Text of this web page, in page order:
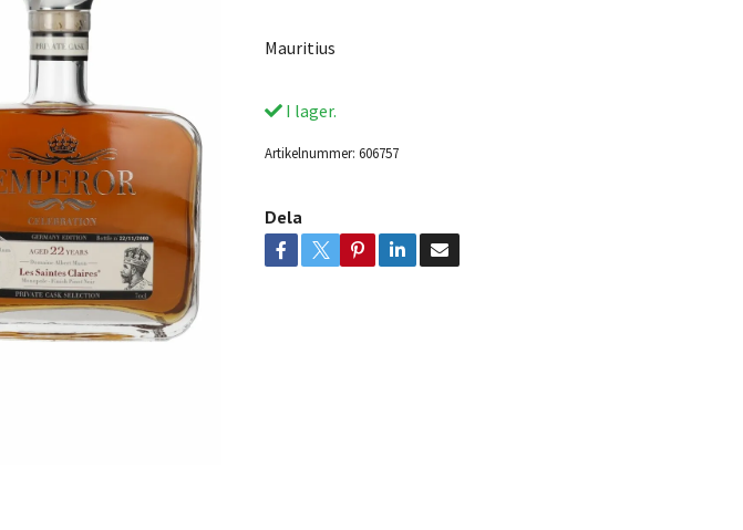
Mauritius
I lager.
Artikelnummer: 606757
Dela